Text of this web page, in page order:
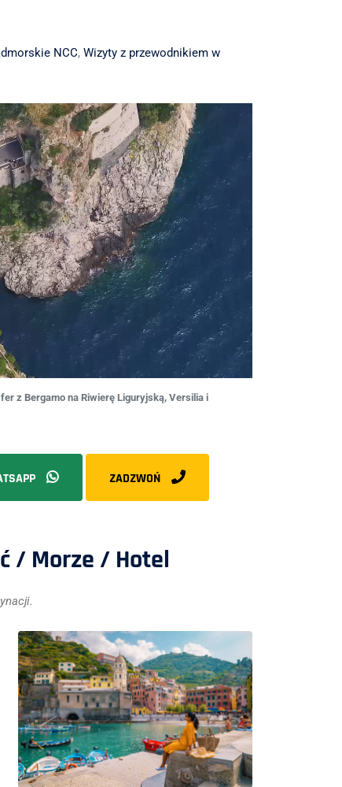
NCC, Wizyty z przewodnikiem w
z Bergamo na Riwierę Liguryjską, Versilia i
ZADZWOŃ
/ Morze / Hotel